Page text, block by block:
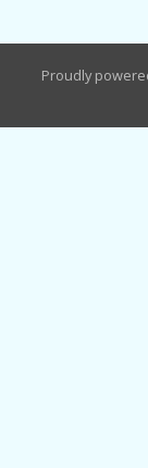
Proudly